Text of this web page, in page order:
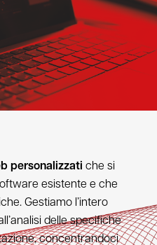
personalizzati che si
esistente e che
Gestiamo l’intero
delle specifiche
concentrandoci